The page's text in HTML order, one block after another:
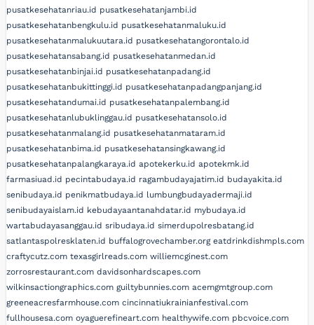
pusatkesehatanriau.id pusatkesehatanjambi.id
pusatkesehatanbengkulu.id pusatkesehatanmaluku.id
pusatkesehatanmalukuutara.id pusatkesehatangorontalo.id
pusatkesehatansabang.id pusatkesehatanmedan.id
pusatkesehatanbinjai.id pusatkesehatanpadang.id
pusatkesehatanbukittinggi.id pusatkesehatanpadangpanjang.id
pusatkesehatandumai.id pusatkesehatanpalembang.id
pusatkesehatanlubuklinggau.id pusatkesehatansolo.id
pusatkesehatanmalang.id pusatkesehatanmataram.id
pusatkesehatanbima.id pusatkesehatansingkawang.id
pusatkesehatanpalangkaraya.id apotekerku.id apotekmk.id
farmasiuad.id pecintabudaya.id ragambudayajatim.id budayakita.id
senibudaya.id penikmatbudaya.id lumbungbudayadermaji.id
senibudayaislam.id kebudayaantanahdatar.id mybudaya.id
wartabudayasanggau.id sribudaya.id simerdupolresbatang.id
satlantaspolresklaten.id buffalogrovechamber.org eatdrinkdishmpls.com
craftycutz.com texasgirlreads.com williemcginest.com
zorrosrestaurant.com davidsonhardscapes.com
wilkinsactiongraphics.com guiltybunnies.com acemgmtgroup.com
greeneacresfarmhouse.com cincinnatiukrainianfestival.com
fullhousesa.com oyaguerefineart.com healthywife.com pbcvoice.com